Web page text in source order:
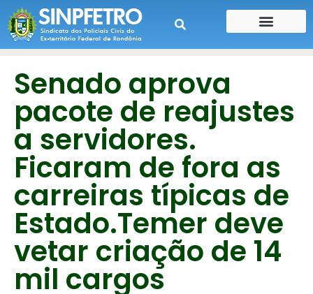
Senado aprova
pacote de reajustes
a servidores.
Ficaram de fora as
carreiras típicas de
Estado.Temer deve
vetar criação de 14
mil cargos